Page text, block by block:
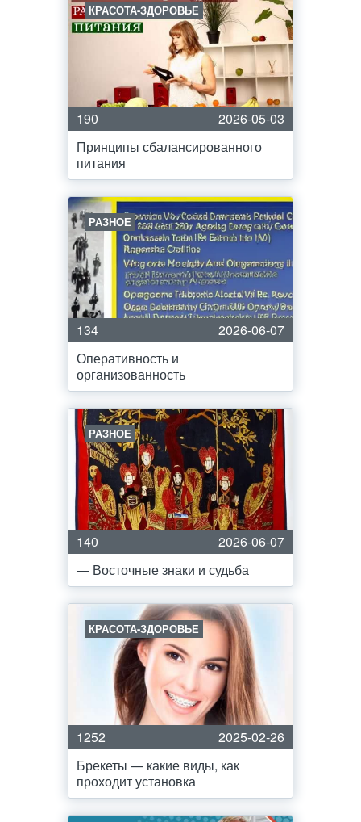
КРАСОТА-ЗДОРОВЬЕ
190
2026-05-03
Принципы сбалансированного
питания
РАЗНОЕ
134
2026-06-07
Оперативность и
организованность
РАЗНОЕ
140
2026-06-07
— Восточные знаки и судьба
КРАСОТА-ЗДОРОВЬЕ
1252
2025-02-26
Брекеты — какие виды, как
проходит установка